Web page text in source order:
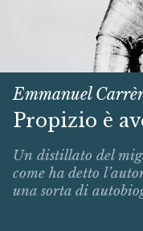
Emmanuel
Propizio è
Un distillato del
come ha detto
una sorta di